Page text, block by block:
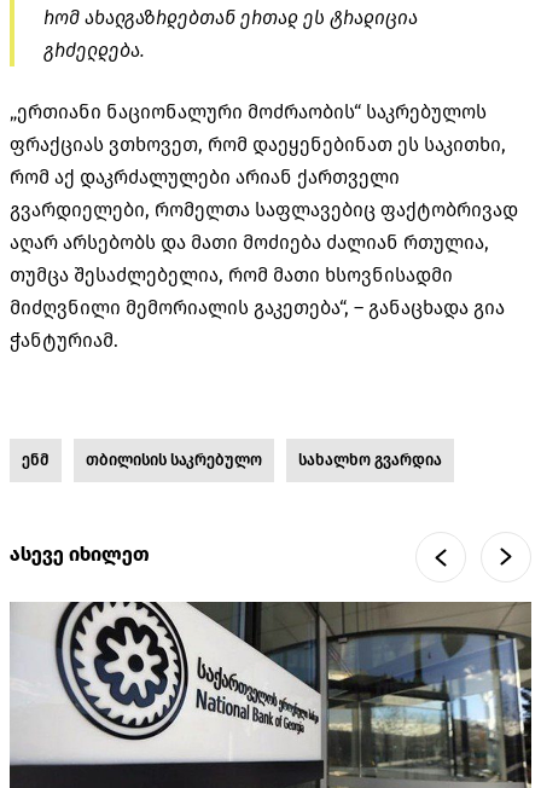
რომ ახალგაზრდებთან ერთად ეს ტრადიცია
გრძელდება.
„ერთიანი ნაციონალური მოძრაობის“ საკრებულოს
ფრაქციას ვთხოვეთ, რომ დაეყენებინათ ეს საკითხი,
რომ აქ დაკრძალულები არიან ქართველი
გვარდიელები, რომელთა საფლავებიც ფაქტობრივად
აღარ არსებობს და მათი მოძიება ძალიან რთულია,
თუმცა შესაძლებელია, რომ მათი ხსოვნისადმი
მიძღვნილი მემორიალის გაკეთება“, – განაცხადა გია
ჭანტურიამ.
ენმ თბილისის საკრებულო სახალხო გვარდია
ასევე იხილეთ